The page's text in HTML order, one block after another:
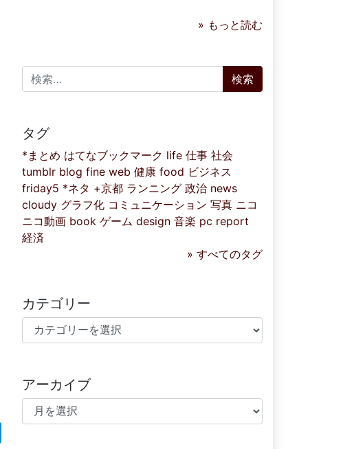
» もっと読む
検索:
タグ
*まとめ はてなブックマーク life 仕事 社会
tumblr blog fine web 健康 food ビジネス
friday5 *ネタ +京都 ランニング 政治 news
cloudy グラフ化 コミュニケーション 写真 ニコ
ニコ動画 book ゲーム design 音楽 pc report
経済
» すべてのタグ
カテゴリー
カテゴリー
アーカイブ
アーカイブ